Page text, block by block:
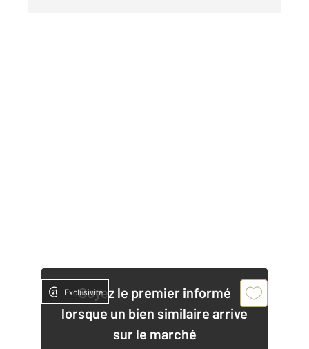
Soyez le premier informé
lorsque un bien similaire arrive
sur le marché
Exclusivité